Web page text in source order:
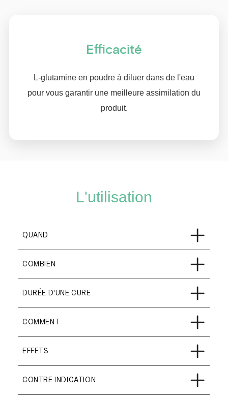
Efficacité
L-glutamine en poudre à diluer dans de l'eau
pour vous garantir une meilleure assimilation du
produit.
L'utilisation
QUAND
COMBIEN
DURÉE D'UNE CURE
COMMENT
EFFETS
CONTRE INDICATION